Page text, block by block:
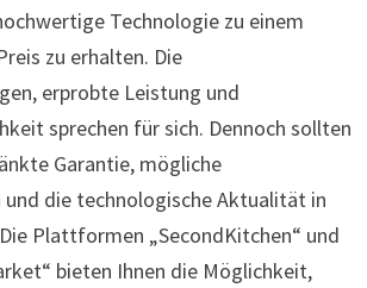
Technologie zu einem
zu erhalten. Die
erprobte Leistung und
sprechen für sich. Dennoch sollten
Garantie, mögliche
und die technologische Aktualität in
Plattformen „SecondKitchen“ und
bieten Ihnen die Möglichkeit,